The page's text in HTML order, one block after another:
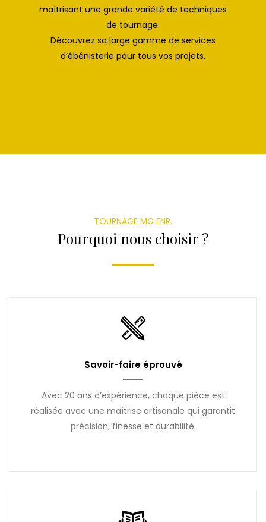
maîtrisant une grande variété de techniques
de tournage.
Découvrez sa large gamme de services
d’ébénisterie pour tous vos projets.
TOURNAGE MG ENR.
Pourquoi nous choisir ?
Savoir-faire éprouvé
Avec 20 ans d’expérience, chaque pièce est
réalisée avec une maîtrise artisanale qui garantit
précision, finesse et durabilité.